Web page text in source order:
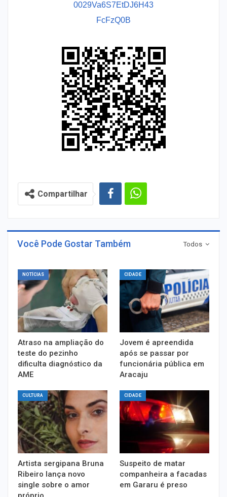
0029Va6S7EtDJ6H43
FcFzQ0B
Compartilhar
Todos
Você Pode Gostar Também
NOTÍCIAS
Atraso na ampliação do
teste do pezinho
dificulta diagnóstico da
AME
CIDADE
Jovem é apreendida
após se passar por
funcionária pública em
Aracaju
CULTURA
Artista sergipana Bruna
Ribeiro lança novo
single sobre o amor
CIDADE
Suspeito de matar
companheira a facadas
em Gararu é preso